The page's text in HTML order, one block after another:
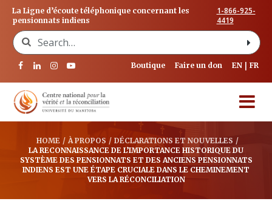
La Ligne d’écoute téléphonique concernant les
pensionnats indiens
1-866-925-
4419
Search for:
Boutique Faire un don EN FR
HOME / À PROPOS / DÉCLARATIONS ET NOUVELLES /
LA RECONNAISSANCE DE L’IMPORTANCE HISTORIQUE DU
SYSTÈME DES PENSIONNATS ET DES ANCIENS PENSIONNATS
INDIENS EST UNE ÉTAPE CRUCIALE DANS LE CHEMINEMENT
VERS LA RÉCONCILIATION